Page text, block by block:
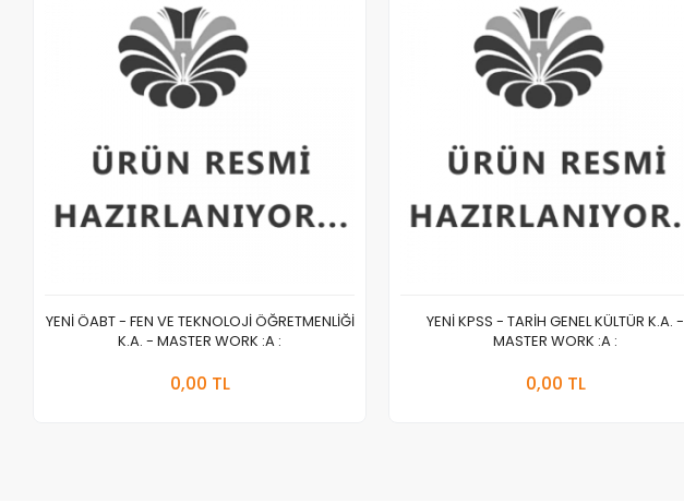
YENİ ÖABT - FEN VE TEKNOLOJİ ÖĞRETMENLİĞİ
K.A. - MASTER WORK :A :
0,00 TL
YENİ KPSS - TARİH GENEL KÜLTÜR K.A. -
MASTER WORK :A :
0,00 TL